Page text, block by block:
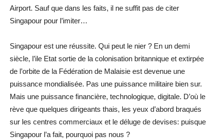
Airport. Sauf que dans les faits, il ne suffit pas de citer
Singapour pour l’imiter…
Singapour est une réussite. Qui peut le nier ? En un demi
siècle, l’ile Etat sortie de la colonisation britannique et extirpée
de l’orbite de la Fédération de Malaisie est devenue une
puissance mondialisée. Pas une puissance militaire bien sur.
Mais une puissance financière, technologique, digitale. D’où le
rève que quelques dirigeants thais, les yeux d’abord braqués
sur les centres commerciaux et le déluge de devises: puisque
Singapour l’a fait, pourquoi pas nous ?